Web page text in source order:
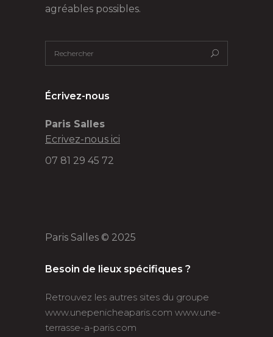
agréables possibles.
Écrivez-nous
Paris Salles
Ecrivez-nous ici
07 81 29 45 72
Paris Salles © 2025
Besoin de lieux spécifiques ?
Retrouvez les autres sites du groupe
www.unepenicheaparis.com www.une-
terrasse-a-paris.com